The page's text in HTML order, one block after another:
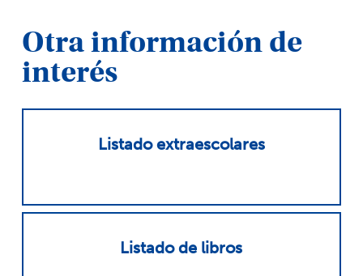
Otra información de
interés
Listado extraescolares
Listado de libros